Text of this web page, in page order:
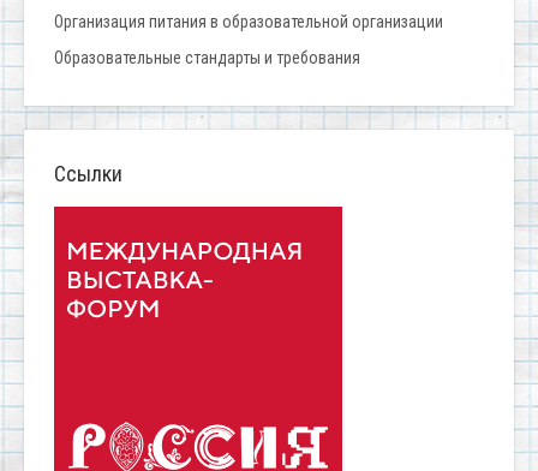
Организация питания в образовательной организации
Образовательные стандарты и требования
Ссылки